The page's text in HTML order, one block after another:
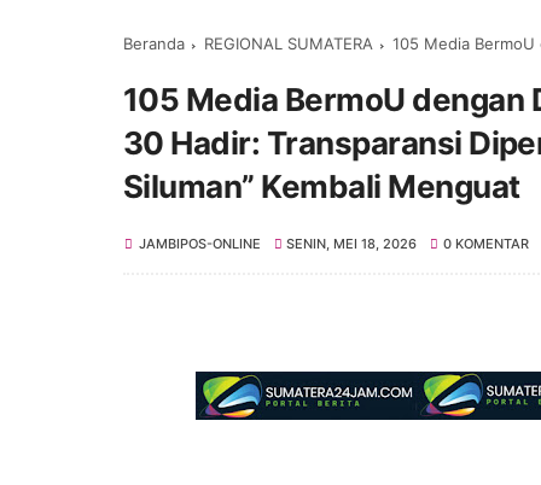
Beranda REGIONAL SUMATERA 105 Media BermoU dengan
105 Media BermoU dengan
30 Hadir: Transparansi
Siluman” Kembali Menguat
JAMBIPOS-ONLINE SENIN, MEI 18, 2026 0 KOMENTAR